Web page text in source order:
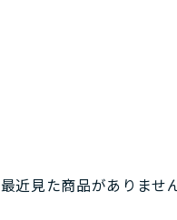
最近見た商品がありません